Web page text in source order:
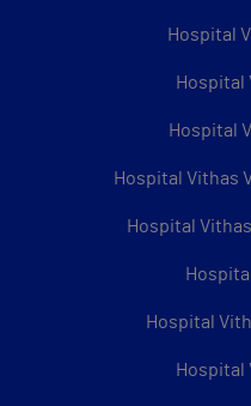
Hospital
Hospital
Hospital
Hospital Vithas
Hospital
Hospital
Hospital